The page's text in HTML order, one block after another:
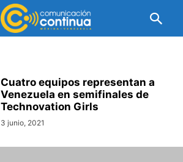
Cuatro equipos representan a
Venezuela en semifinales de
Technovation Girls
3 junio, 2021